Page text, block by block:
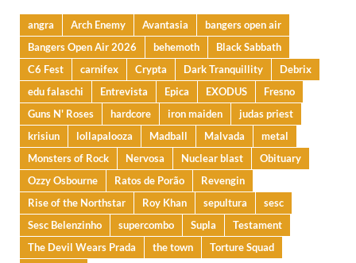
angra Arch Enemy Avantasia
bangers open air
Bangers Open Air 2026
behemoth
Black Sabbath
C6 Fest
carnifex Crypta Dark Tranquillity
Debrix
edu falaschi
Entrevista Epica EXODUS
Fresno
Guns N' Roses
hardcore iron maiden
judas priest
krisiun
lollapalooza Madball Malvada
metal
Monsters of Rock
Nervosa Nuclear blast
Obituary
Ozzy Osbourne
Ratos de Porão
Revengin
Rise of the Northstar
Roy Khan sepultura
sesc
Sesc Belenzinho
supercombo Supla
Testament
The Devil Wears Prada
the town
Torture Squad